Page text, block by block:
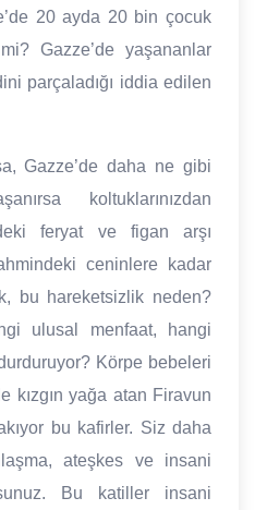
20 ayda 20 bin çocuk
Gazze’de yaşananlar
parçaladığı iddia edilen
Gazze’de daha ne gibi
koltuklarınızdan
feryat ve figan arşı
ceninlere kadar
bu hareketsizlik neden?
ulusal menfaat, hangi
Körpe bebeleri
kızgın yağa atan Firavun
bu kafirler. Siz daha
ateşkes ve insani
Bu katiller insani